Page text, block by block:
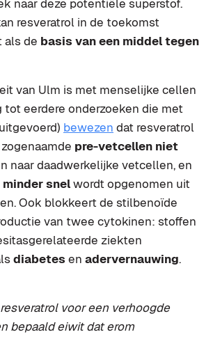
naar deze potentiële superstof.
resveratrol in de toekomst
als de basis van een middel tegen
van Ulm is met menselijke cellen
eerdere onderzoeken die met
bewezen dat resveratrol
pre-vetcellen niet
naar daadwerkelijke vetcellen, en
minder snelwordt opgenomen uit
Ook blokkeert de stilbenoïde
van twee cytokinen: stoffen
ziekten
diabetes en adervernauwing.
voor een verhoogde
bepaald eiwit dat erom